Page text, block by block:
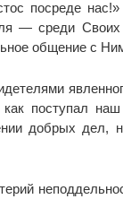
посреде
— среди
общение с
поступал
добрых